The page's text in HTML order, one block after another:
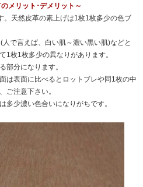
メリット･デメリット～
。天然皮革の素上げは1枚1枚多少の色ブ
で言えば、白い肌～濃い黒い肌)などと
1枚1枚多少の異なりがあります。
部分になります。
は表面に比べるとロットブレや同1枚の中
ご注意下さい。
多少濃い色合いになりがちです。